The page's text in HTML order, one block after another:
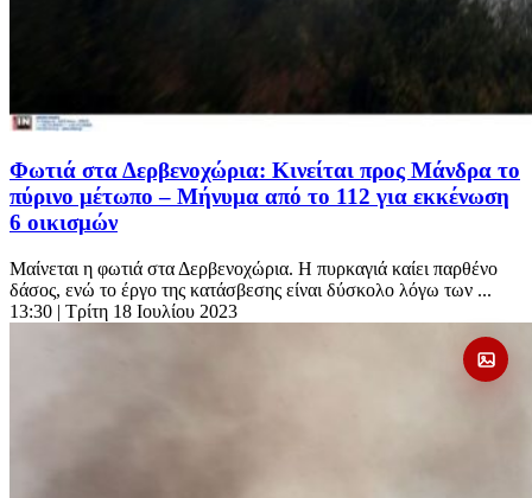
Φωτιά στα Δερβενοχώρια: Κινείται προς Μάνδρα το
πύρινο μέτωπο – Μήνυμα από το 112 για εκκένωση
6 οικισμών
Μαίνεται η φωτιά στα Δερβενοχώρια. Η πυρκαγιά καίει παρθένο
δάσος, ενώ το έργο της κατάσβεσης είναι δύσκολο λόγω των ...
13:30 | Τρίτη 18 Ιουλίου 2023